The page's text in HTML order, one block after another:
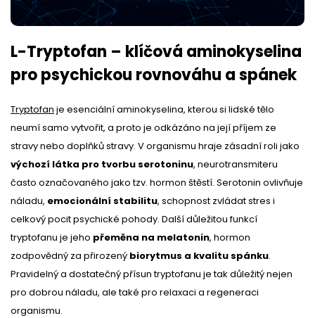
L-Tryptofan – klíčová aminokyselina
pro psychickou rovnováhu a spánek
Tryptofan je esenciální aminokyselina, kterou si lidské tělo
neumí samo vytvořit, a proto je odkázáno na její příjem ze
stravy nebo doplňků stravy. V organismu hraje zásadní roli jako
výchozí látka pro tvorbu serotoninu, neurotransmiteru
často označovaného jako tzv. hormon štěstí. Serotonin ovlivňuje
náladu, emocionální stabilitu, schopnost zvládat stres i
celkový pocit psychické pohody. Další důležitou funkcí
tryptofanu je jeho přeměna na melatonin, hormon
zodpovědný za přirozený biorytmus a kvalitu spánku.
Pravidelný a dostatečný přísun tryptofanu je tak důležitý nejen
pro dobrou náladu, ale také pro relaxaci a regeneraci
organismu.